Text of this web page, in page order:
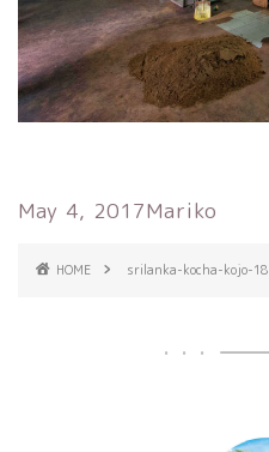
May 4, 2017Mariko
HOME srilanka-kocha-kojo-18